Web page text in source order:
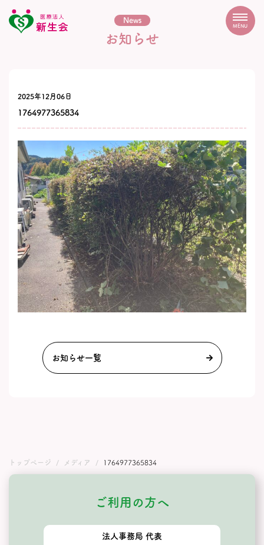
MENU
News
お知らせ
2025年12月06日
1764977365834
お知らせ一覧
トップページ メディア 1764977365834
ご利用の方へ
法人事務局 代表